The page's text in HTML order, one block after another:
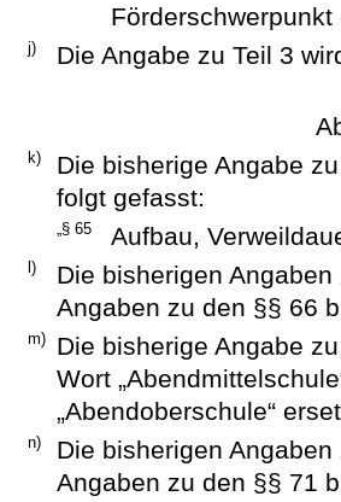
Förderschwerpunkt
j) Die Angabe zu Teil 3
k)
Die bisherige Angabe
folgt gefasst:
„§ 65 Aufbau,
l)
Die bisherigen
Angaben zu den §§ 66
m)
Die bisherige Angabe
Wort
„Abendoberschule“
n)
Die bisherigen
Angaben zu den §§ 71